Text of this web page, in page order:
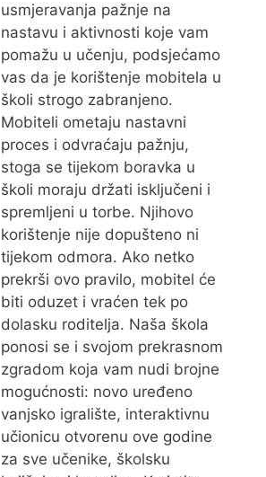
usmjeravanja pažnje na
nastavu i aktivnosti koje vam
pomažu u učenju, podsjećamo
vas da je korištenje mobitela u
školi strogo zabranjeno.
Mobiteli ometaju nastavni
proces i odvraćaju pažnju,
stoga se tijekom boravka u
školi moraju držati isključeni i
spremljeni u torbe. Njihovo
korištenje nije dopušteno ni
tijekom odmora. Ako netko
prekrši ovo pravilo, mobitel će
biti oduzet i vraćen tek po
dolasku roditelja. Naša škola
ponosi se i svojom prekrasnom
zgradom koja vam nudi brojne
mogućnosti: novo uređeno
vanjsko igralište, interaktivnu
učionicu otvorenu ove godine
za sve učenike, školsku